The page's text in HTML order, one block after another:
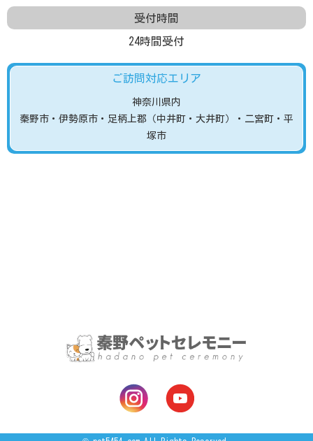
受付時間
24時間受付
ご訪問対応エリア
神奈川県内
秦野市 ・伊勢原市 ・足柄上郡（中井町・大井町）
・二宮町・平
塚市